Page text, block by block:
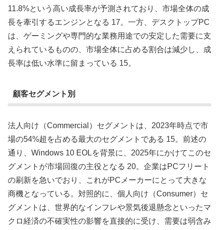
11.8%という高い成長率が予測されており、市場全体の成
長を牽引するエンジンとなる 17。一方、デスクトップPC
は、ゲーミングや専門的な業務用途での安定した需要に支
えられているものの、市場全体に占める割合は減少し、成
長率は低い水準に留まっている 15。
顧客セグメント別
法人向け（Commercial）セグメントは、2023年時点で市
場の54%超を占める最大のセグメントである 15。前述の
通り、Windows 10 EOLを背景に、2025年にかけてこのセ
グメントが市場回復の主役となる 20。企業はPCフリート
の刷新を急いでおり、これがPCメーカーにとって大きな
商機となっている。対照的に、個人向け（Consumer）セ
グメントは、世界的なインフレや景気後退懸念といったマ
クロ経済の不確実性の影響を直接的に受け、需要は弱含み